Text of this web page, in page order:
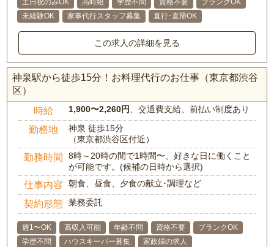
土日祝のみOK 高時給 学歴不問 資格不要
ブランクOK
未経験OK
家事代行スタッフ募集 直行･直帰OK
この求人の詳細を見る
神泉駅から徒歩15分！お料理代行のお仕事（東京都渋谷
区）
時給 1,900〜2,260円、交通費支給、前払い制度あり
勤務地
神泉 徒歩15分
（東京都渋谷区付近）
勤務時間
8時～20時の間で1時間〜、好きな日に働くこと
が可能です。(候補の日時から選択)
仕事内容 朝食、昼食、夕食の献立･調理など
契約形態 業務委託
週1〜OK 高収入可能 年齢不問 資格不要
ブランクOK
学歴不問
ハウスキーパー募集
家政婦の求人